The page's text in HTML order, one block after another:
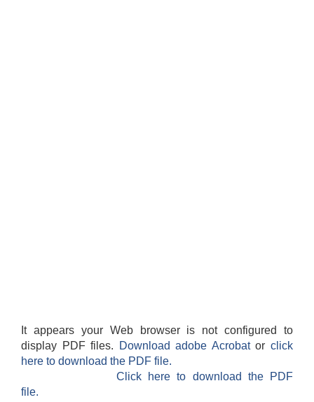
It appears your Web browser is not configured to
display PDF files.
Download adobe Acrobatorclick
here to download the PDF file.
Click here to download the PDF
file.